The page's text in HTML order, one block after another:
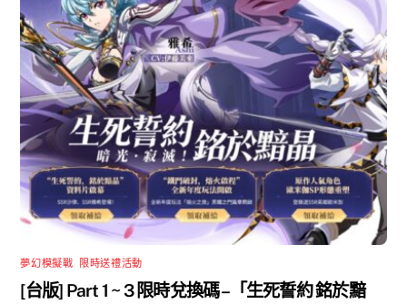
夢幻模擬戰 限時送禮活動
[台版] Part 1 ~ 3 限時兌換碼 –「生死誓約 銘於黯